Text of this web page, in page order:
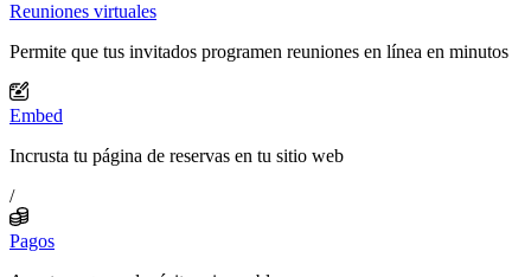
Reuniones virtuales
Permite que tus invitados programen reuniones en línea en minutos
Embed
Incrusta tu página de reservas en tu sitio web
/
Pagos